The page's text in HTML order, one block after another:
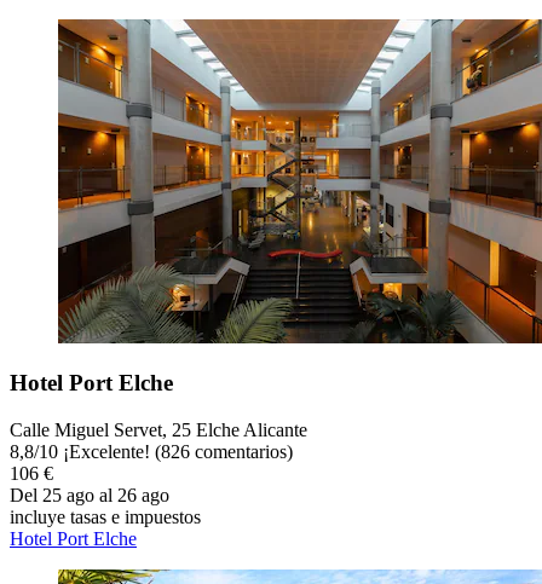
Hotel Port Elche
Calle Miguel Servet, 25 Elche Alicante
8,8/10 ¡Excelente! (826 comentarios)
106 €
Del 25 ago al 26 ago
incluye tasas e impuestos
Hotel Port Elche